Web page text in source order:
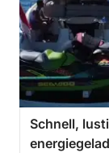
Schnell,